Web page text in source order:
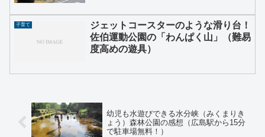
子育て
ジェットコースターのような滑り台！
佐伯運動公園の「わんぱく山」（難易
度高めの遊具）
幼児も水遊びできる水分峡（みくまりき
ょう）森林公園の感想（広島駅から15分
で駐車場無料！）